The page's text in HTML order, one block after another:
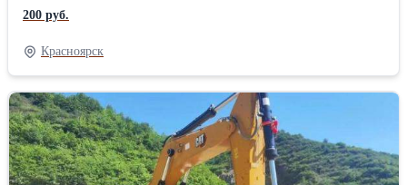
водоснабжения, канализации, а также для теплоизоляции труб
котельных, тепловых сетей надземной и подземной прокладки в
канале.
200 руб.
Красноярск